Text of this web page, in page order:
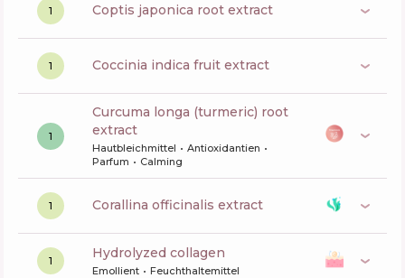
1 coptis japonica root extract
1 coccinia indica fruit extract
1
curcuma longa (turmeric) root
extract
Hautbleichmittel
Antioxidantien
Parfum
Calming
1 corallina officinalis extract
1 hydrolyzed collagen
Emollient Feuchthaltemittel